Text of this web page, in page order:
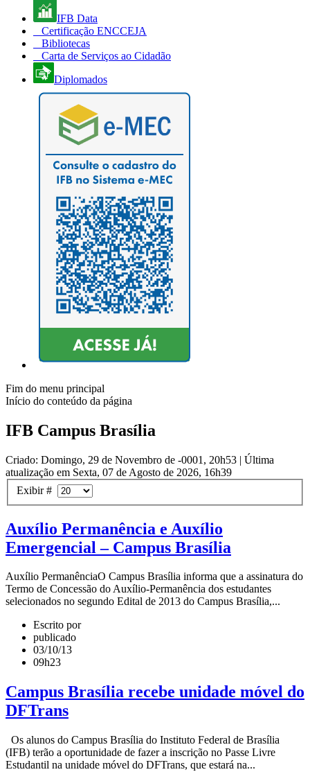
IFB Data
Certificação ENCCEJA
Bibliotecas
Carta de Serviços ao Cidadão
Diplomados
Fim do menu principal
Início do conteúdo da página
IFB Campus Brasília
Criado: Domingo, 29 de Novembro de -0001, 20h53 | Última
atualização em Sexta, 07 de Agosto de 2026, 16h39
Exibir #
Auxílio Permanência e Auxílio
Emergencial – Campus Brasília
Auxílio PermanênciaO Campus Brasília informa que a assinatura do
Termo de Concessão do Auxílio-Permanência dos estudantes
selecionados no segundo Edital de 2013 do Campus Brasília,...
Escrito por
publicado
03/10/13
09h23
Campus Brasília recebe unidade móvel do
DFTrans
Os alunos do Campus Brasília do Instituto Federal de Brasília
(IFB) terão a oportunidade de fazer a inscrição no Passe Livre
Estudantil na unidade móvel do DFTrans, que estará na...